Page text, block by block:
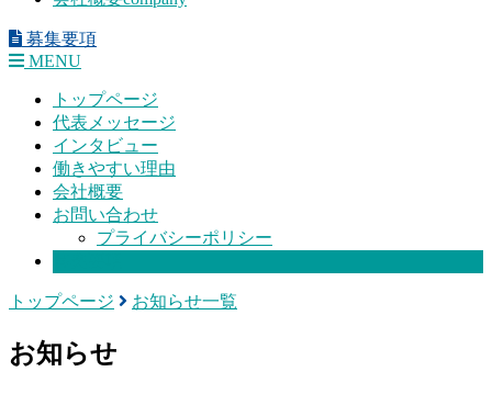
募集要項
MENU
トップページ
代表メッセージ
インタビュー
働きやすい理由
会社概要
お問い合わせ
プライバシーポリシー
トップページ お知らせ一覧
お知らせ